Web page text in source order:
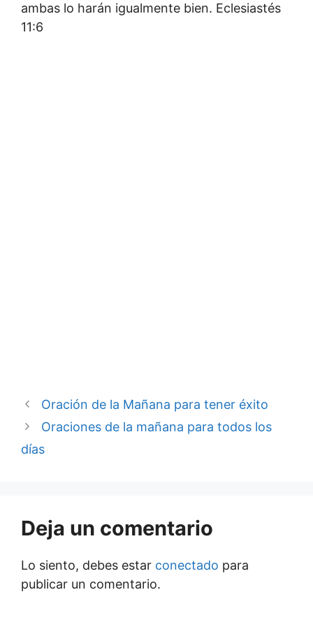
ambas lo harán igualmente bien. Eclesiastés
11:6
Oración de la Mañana para tener éxito
Oraciones de la mañana para todos los
días
Deja un comentario
Lo siento, debes estar conectado para
publicar un comentario.